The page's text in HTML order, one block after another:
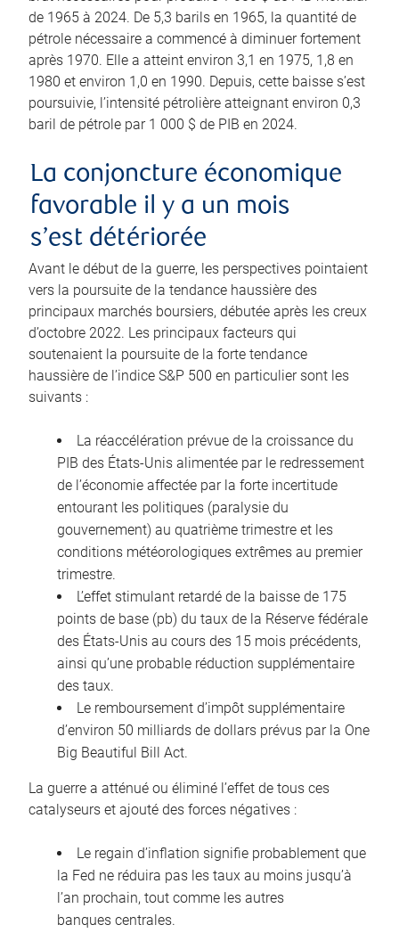
de 1965 à 2024. De 5,3 barils en 1965, la quantité de
pétrole nécessaire a commencé à diminuer fortement
après 1970. Elle a atteint environ 3,1 en 1975, 1,8 en
1980 et environ 1,0 en 1990. Depuis, cette baisse s’est
poursuivie, l’intensité pétrolière atteignant environ 0,3
baril de pétrole par 1 000 $ de PIB en 2024.
La conjoncture économique
favorable il y a un mois
s’est détériorée
Avant le début de la guerre, les perspectives pointaient
vers la poursuite de la tendance haussière des
principaux marchés boursiers, débutée après les creux
d’octobre 2022. Les principaux facteurs qui
soutenaient la poursuite de la forte tendance
haussière de l’indice S&P 500 en particulier sont les
suivants :
La réaccélération prévue de la croissance du
PIB des États-Unis alimentée par le redressement
de l’économie affectée par la forte incertitude
entourant les politiques (paralysie du
gouvernement) au quatrième trimestre et les
conditions météorologiques extrêmes au premier
trimestre.
L’effet stimulant retardé de la baisse de 175
points de base (pb) du taux de la Réserve fédérale
des États-Unis au cours des 15 mois précédents,
ainsi qu’une probable réduction supplémentaire
des taux.
Le remboursement d’impôt supplémentaire
d’environ 50 milliards de dollars prévus par la One
Big Beautiful Bill Act.
La guerre a atténué ou éliminé l’effet de tous ces
catalyseurs et ajouté des forces négatives :
Le regain d’inflation signifie probablement que
la Fed ne réduira pas les taux au moins jusqu’à
l’an prochain, tout comme les autres
banques centrales.